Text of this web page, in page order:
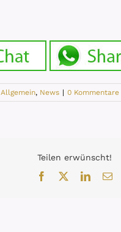
Allgemein, News | 0 Kommentare
Teilen erwünscht!
Facebook
LinkedIn
E-